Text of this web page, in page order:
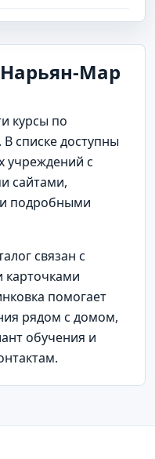
Мар
курсы по
списке доступны
учреждений с
сайтами,
подробными
связан с
карточками
помогает
рядом с домом,
обучения и